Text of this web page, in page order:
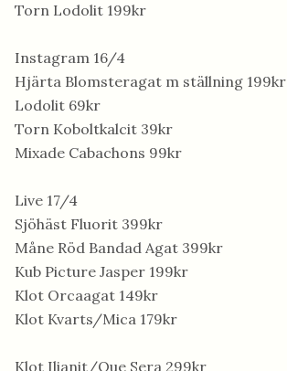
Torn Lodolit 199kr
Instagram 16/4
Hjärta Blomsteragat m ställning 199kr
Lodolit 69kr
Torn Koboltkalcit 39kr
Mixade Cabachons 99kr
Live 17/4
Sjöhäst Fluorit 399kr
Måne Röd Bandad Agat 399kr
Kub Picture Jasper 199kr
Klot Orcaagat 149kr
Klot Kvarts/Mica 179kr
Klot Ilianit/Que Sera 299kr